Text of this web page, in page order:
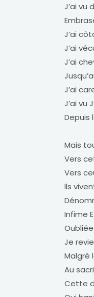
J’ai vu
J’ai
J’ai
J’ai
J’ai
J’ai vu
Depuis
Mais
Vers
Vers
Ils
Infime
Je
Malgré
Au
Cette